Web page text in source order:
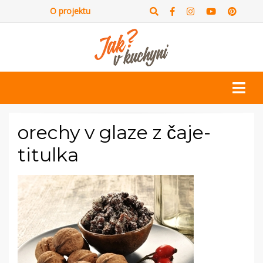
O projektu
orechy v glaze z čaje-
titulka